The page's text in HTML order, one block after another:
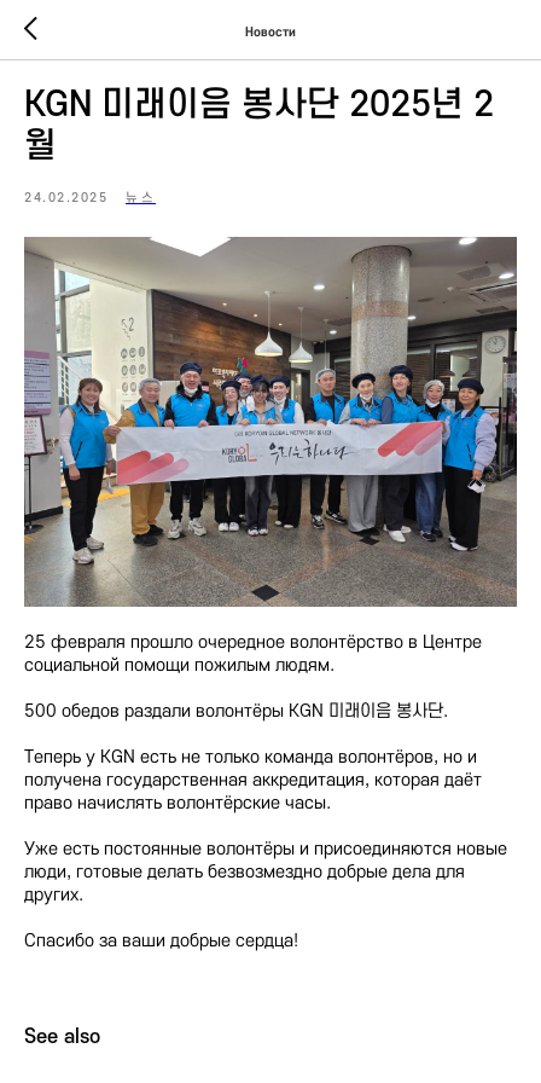
Новости
KGN 미래이음 봉사단 2025년 2
월
24.02.2025 뉴스
25 февраля прошло очередное волонтёрство в Центре
социальной помощи пожилым людям.
500 обедов раздали волонтёры KGN 미래이음 봉사단.
Теперь у KGN есть не только команда волонтёров, но и
получена государственная аккредитация, которая даёт
право начислять волонтёрские часы.
Уже есть постоянные волонтёры и присоединяются новые
люди, готовые делать безвозмездно добрые дела для
других.
Спасибо за ваши добрые сердца!
See also